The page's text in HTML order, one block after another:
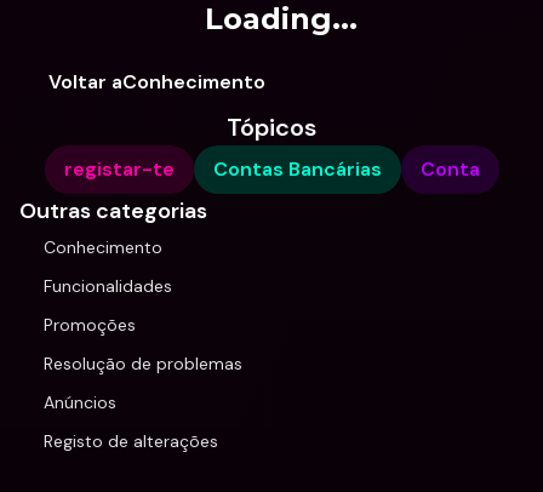
Loading...
Voltar aConhecimento
Tópicos
registar-te Contas Bancárias Conta
Outras categorias
Conhecimento
Funcionalidades
Promoções
Resolução de problemas
Anúncios
Registo de alterações